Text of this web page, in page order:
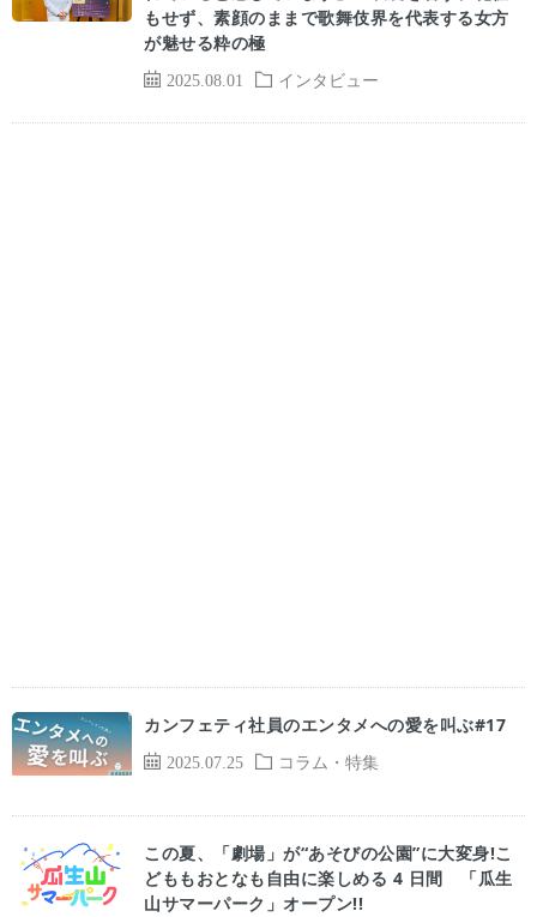
2025.08.01 インタビュー
もせず、素顔のままで歌舞伎界を代表する女方
が魅せる粋の極
2025.07.25 コラム・特集
カンフェティ社員のエンタメへの愛を叫ぶ#17
この夏、「劇場」が“あそびの公園”に大変身!こ
どももおとなも自由に楽しめる 4 日間 「瓜生
山サマーパーク」オープン!!